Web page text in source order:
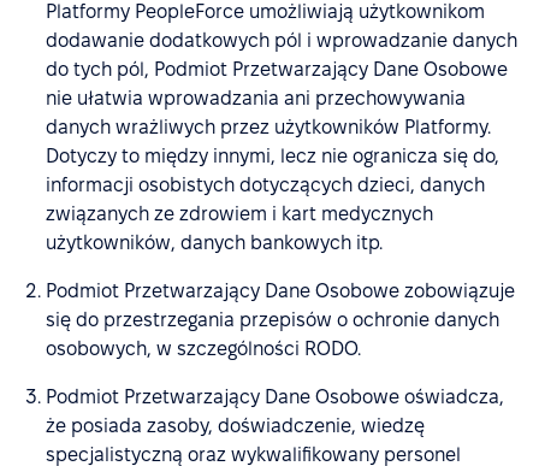
Platformy PeopleForce umożliwiają użytkownikom
dodawanie dodatkowych pól i wprowadzanie danych
do tych pól, Podmiot Przetwarzający Dane Osobowe
nie ułatwia wprowadzania ani przechowywania
danych wrażliwych przez użytkowników Platformy.
Dotyczy to między innymi, lecz nie ogranicza się do,
informacji osobistych dotyczących dzieci, danych
związanych ze zdrowiem i kart medycznych
użytkowników, danych bankowych itp.
Podmiot Przetwarzający Dane Osobowe zobowiązuje
się do przestrzegania przepisów o ochronie danych
osobowych, w szczególności RODO.
Podmiot Przetwarzający Dane Osobowe oświadcza,
że posiada zasoby, doświadczenie, wiedzę
specjalistyczną oraz wykwalifikowany personel